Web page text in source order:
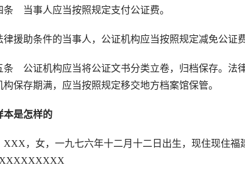
当事人应当按照规定支付公证费。
助条件的当事人，公证机构应当按照规定减免公证费
公证机构应当将公证文书分类立卷，归档保存。法律
保存期满，应当按照规定移交地方档案馆保管。
本是怎样的
，女，一九七六年十二月十二日出生，现住现住福